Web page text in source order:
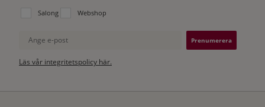
Välj vilken lista du vill prenumerera på:
Salong Webshop
Ange e-post
Läs vår integritetspolicy här.